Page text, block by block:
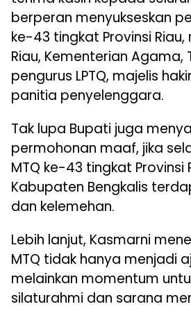
berperan menyukseskan
ke-43 tingkat Provinsi Riau,
Riau, Kementerian Agama,
pengurus LPTQ, majelis
panitia penyelenggara.
Tak lupa Bupati juga
permohonan maaf, jika
MTQ ke-43 tingkat Provinsi
Kabupaten Bengkalis
dan kelemehan.
Lebih lanjut, Kasmarni
MTQ tidak hanya menjadi
melainkan momentum
silaturahmi dan sarana